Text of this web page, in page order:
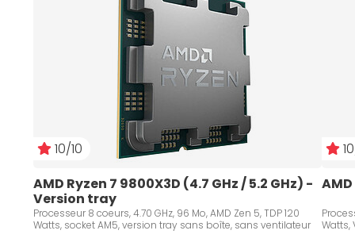
10/10
AMD Ryzen 7 9800X3D (4.7 GHz / 5.2 GHz) -
Version tray
Processeur 8 coeurs, 4.70 GHz, 96 Mo, AMD Zen 5, TDP 120
Watts, socket AM5, version tray sans boîte, sans ventilateur
Watts,